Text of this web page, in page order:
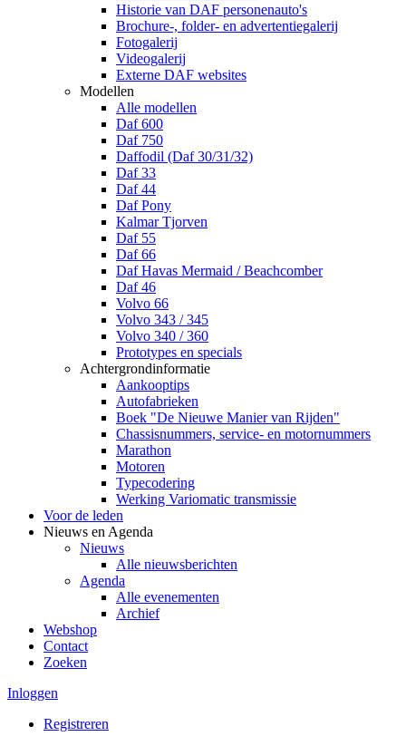
Historie van DAF personenauto's
Brochure-, folder- en advertentiegalerij
Fotogalerij
Videogalerij
Externe DAF websites
Modellen
Alle modellen
Daf 600
Daf 750
Daffodil (Daf 30/31/32)
Daf 33
Daf 44
Daf Pony
Kalmar Tjorven
Daf 55
Daf 66
Daf Havas Mermaid / Beachcomber
Daf 46
Volvo 66
Volvo 343 / 345
Volvo 340 / 360
Prototypes en specials
Achtergrondinformatie
Aankooptips
Autofabrieken
Boek "De Nieuwe Manier van Rijden"
Chassisnummers, service- en motornummers
Marathon
Motoren
Typecodering
Werking Variomatic transmissie
Voor de leden
Nieuws en Agenda
Nieuws
Alle nieuwsberichten
Agenda
Alle evenementen
Archief
Webshop
Contact
Zoeken
Inloggen
Registreren